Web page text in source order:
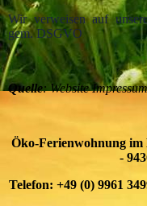
Wir verweisen auf
gem. DSGVO
Quelle: Website
Öko-Ferienwohnung im
-
Telefon: +49 (0) 9961